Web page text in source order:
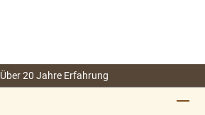
Über 20 Jahre Erfahrung